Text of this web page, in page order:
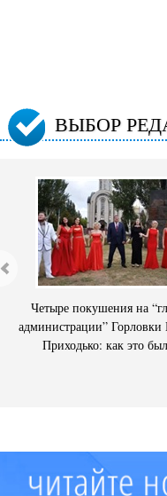
ВЫБОР
Четыре покушения на
администрации” Горловки
Приходько: как это